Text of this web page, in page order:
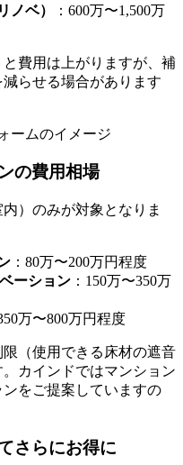
ノベ）
：600万〜1,500万
費用は上がりますが、補
らせる場合があります
の費用相場
）のみが対象となりま
：80万〜200万円程度
ーション ：150万〜350万
万〜800万円程度
（使用できる床材の遮音
カインドではマンション
をご提案していますの
さらにお得に